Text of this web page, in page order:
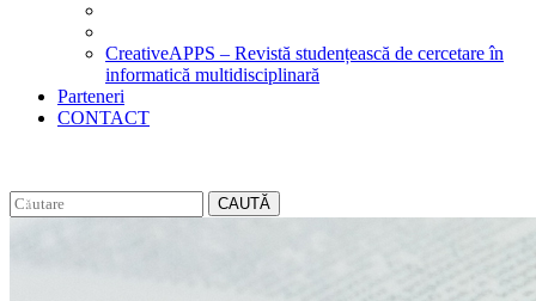
CreativeAPPS – Revistă studențească de cercetare în
informatică multidisciplinară
Parteneri
CONTACT
CAUTĂ